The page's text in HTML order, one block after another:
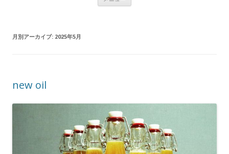
月別アーカイブ: 2025年5月
new oil